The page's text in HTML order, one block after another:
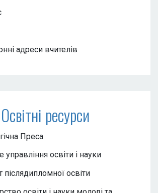
адреси вчителів
Освітні ресурси
Преса
управління освіти і науки
післядипломної освіти